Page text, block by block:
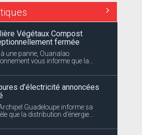
Végétaux Compost
fermée
à une panne, Ouanalao
vous informe que la...
d’électricité annoncées
Guadeloupe informe sa
que la distribution d’énergie...